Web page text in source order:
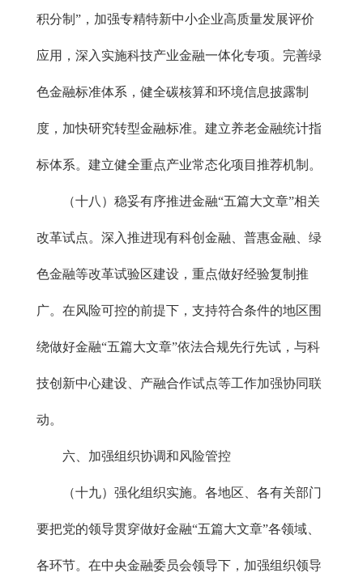
积分制”，加强专精特新中小企业高质量发展评价
应用，深入实施科技产业金融一体化专项。完善绿
色金融标准体系，健全碳核算和环境信息披露制
度，加快研究转型金融标准。建立养老金融统计指
标体系。建立健全重点产业常态化项目推荐机制。
（十八）稳妥有序推进金融“五篇大文章”相关
改革试点。深入推进现有科创金融、普惠金融、绿
色金融等改革试验区建设，重点做好经验复制推
广。在风险可控的前提下，支持符合条件的地区围
绕做好金融“五篇大文章”依法合规先行先试，与科
技创新中心建设、产融合作试点等工作加强协同联
动。
六、加强组织协调和风险管控
（十九）强化组织实施。各地区、各有关部门
要把党的领导贯穿做好金融“五篇大文章”各领域、
各环节。在中央金融委员会领导下，加强组织领导